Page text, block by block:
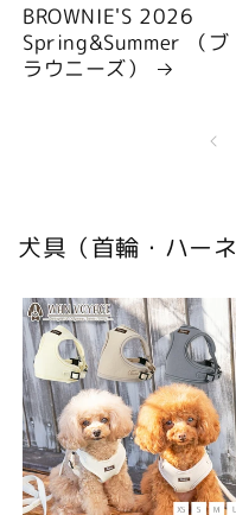
BROWNIE'S 2026
Spring&Summer （ブ
ラウニーズ）
犬具（首輪・ハー